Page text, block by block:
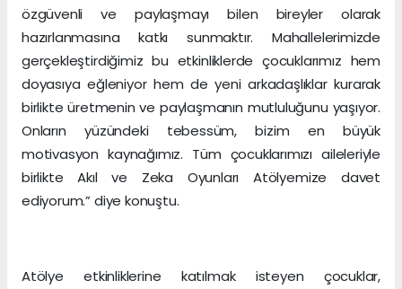
özgüvenli ve paylaşmayı bilen bireyler olarak
hazırlanmasına katkı sunmaktır. Mahallelerimizde
gerçekleştirdiğimiz bu etkinliklerde çocuklarımız hem
doyasıya eğleniyor hem de yeni arkadaşlıklar kurarak
birlikte üretmenin ve paylaşmanın mutluluğunu yaşıyor.
Onların yüzündeki tebessüm, bizim en büyük
motivasyon kaynağımız. Tüm çocuklarımızı aileleriyle
birlikte Akıl ve Zeka Oyunları Atölyemize davet
ediyorum.” diye konuştu.
Atölye etkinliklerine katılmak isteyen çocuklar,